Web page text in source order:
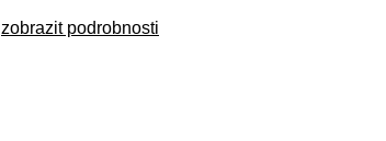
zobrazit podrobnosti